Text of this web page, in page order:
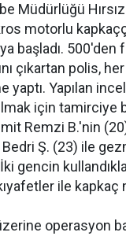
Müdürlüğü
motorlu
başladı. 500'den
çıkartan polis,
yaptı. Yapılan
için tamirciye
Remzi B.'nin
Bedri Ş. (23) ile
gencin
ile kapkaç
operasyon